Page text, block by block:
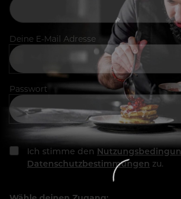
Deine E-Mail Adresse
Passwort
Ich stimme den
Datenschutzbestimmungen zu.